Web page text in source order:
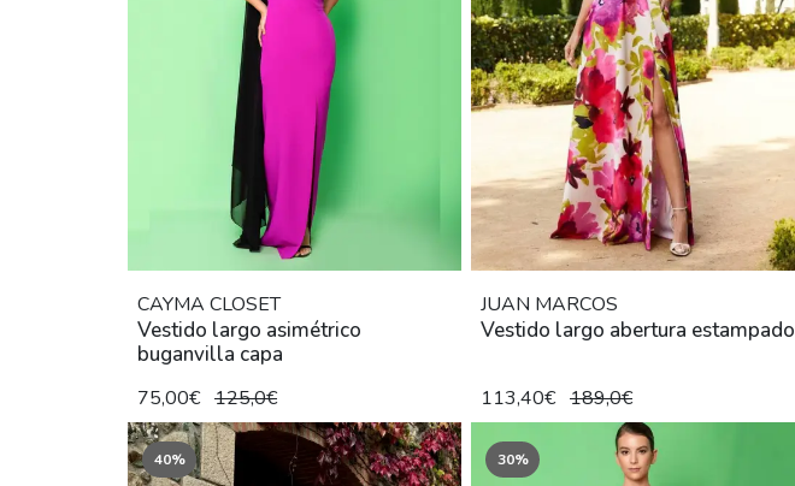
CAYMA CLOSET
Vestido largo asimétrico
buganvilla capa
75,00€ 125,0€
JUAN MARCOS
Vestido largo abertura estampado
113,40€ 189,0€
40% 30%